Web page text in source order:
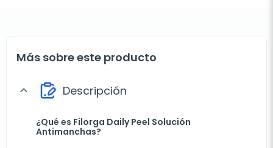
Más sobre este producto
expand_more Descripción
¿Qué es Filorga Daily Peel Solución
Antimanchas?